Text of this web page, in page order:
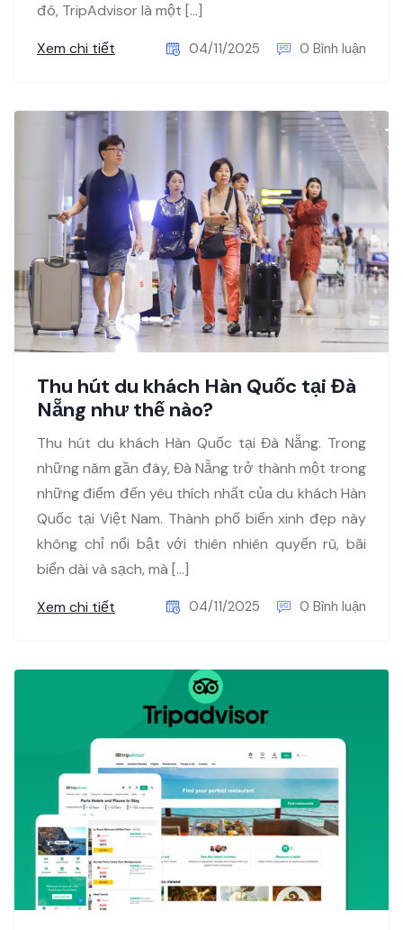
đó, TripAdvisor là một […]
Xem chi tiết
04/11/2025 0 Bình luận
Thu hút du khách Hàn Quốc tại Đà
Nẵng như thế nào?
Thu hút du khách Hàn Quốc tại Đà Nẵng. Trong
những năm gần đây, Đà Nẵng trở thành một trong
những điểm đến yêu thích nhất của du khách Hàn
Quốc tại Việt Nam. Thành phố biển xinh đẹp này
không chỉ nổi bật với thiên nhiên quyến rũ, bãi
biển dài và sạch, mà […]
Xem chi tiết
04/11/2025 0 Bình luận